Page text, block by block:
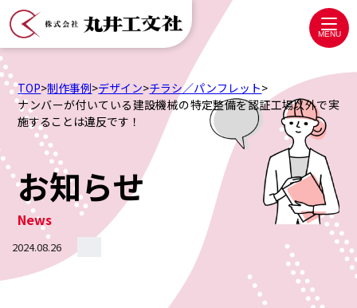
株
式
会
社
丸
MENU
TOP>制作事例>デザイン>チラシ／パンフレット>
ナンバーが付いている建設機械の特定整備を認証工場以外で実
施することは違反です！
お知らせ
News
2024.08.26